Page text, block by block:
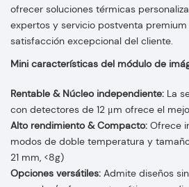
ofrecer soluciones térmicas
expertos y servicio postventa premium
satisfacción excepcional del cliente.
Mini características del módulo de
Rentable & Núcleo independiente: La
con detectores de 12 μm ofrece el
Alto rendimiento & Compacto: Ofrece
modos de doble temperatura y
21 mm, <8g)
Opciones versátiles: Admite diseños